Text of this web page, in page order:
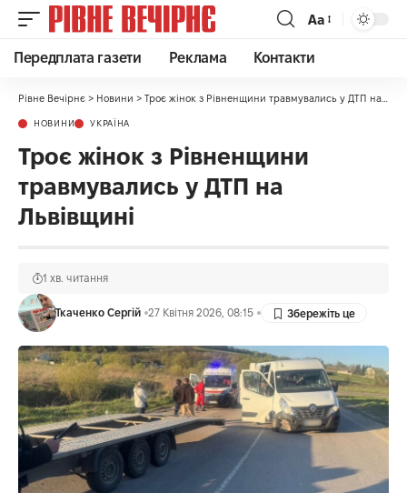
Аа
Передплата газети Реклама Контакти
Рівне Вечірнє > Новини > Троє жінок з Рівненщини травмувались у ДТП на Львівщині
НОВИНИ УКРАЇНА
Троє жінок з Рівненщини
травмувались у ДТП на
Львівщині
Ткаченко Сергій 27 Квітня 2026, 08:15
1 хв. читання